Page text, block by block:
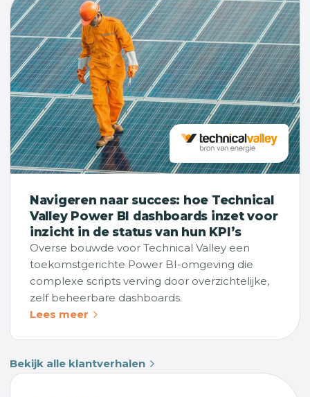
Navigeren naar succes: hoe Technical
Valley Power BI dashboards inzet voor
inzicht in de status van hun KPI’s
Overse bouwde voor Technical Valley een
toekomstgerichte Power BI-omgeving die
complexe scripts verving door overzichtelijke,
zelf beheerbare dashboards.
Lees meer
Bekijk alle klantverhalen